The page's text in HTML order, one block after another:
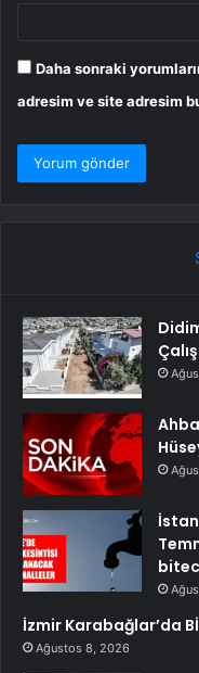
Daha sonraki
adresim ve site adresim
İzmir Karabağlar’da
Ağustos 8, 2026